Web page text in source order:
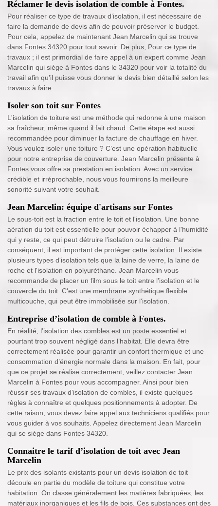
Réclamer le devis isolation de comble à Fontes.
Pour réaliser ce type de travaux d’isolation, il est nécessaire de
faire la demande de devis afin de pouvoir préserver le budget.
Pour cela, appelez de maintenant Jean Marcelin qui se trouve
dans Fontes 34320 pour tout savoir. De plus, Pour ce type de
travaux ; il est primordial de faire appel à un expert comme Jean
Marcelin qui siège à Fontes dans le 34320 pour voir la totalité du
travail afin qu’il puisse vous donner le devis bien détaillé selon les
travaux à faire.
Isoler son toit sur Fontes
L'isolation de toiture est une méthode qui redonne à une maison
sa fraîcheur, même quand il fait chaud. Cette étape est aussi
recommandée pour diminuer la facture de chauffage en hiver.
Vous voulez isoler une toiture ? C’est une opération habituelle
pour notre entreprise de couverture. Jean Marcelin présente à
Fontes vous offre sa prestation en isolation. Avec un service
crédible et irréprochable, nous vous fournirons la meilleure
sonorité suivant votre souhait.
Jean Marcelin: équipe d'artisans sur Fontes
Le sous-toit est la fraction entre le toit et l'isolation. Une bonne
aération du toit est essentielle pour pouvoir échapper à l'humidité
qui y reste, ce qui peut détruire l'isolation ou le cadre. Par
conséquent, il est important de protéger cette isolation. Il existe
plusieurs types d'isolation tels que la laine de verre, la laine de
roche et l'isolation en polyuréthane. Jean Marcelin vous
recommande de placer un film sous le toit entre l'isolation et le
couvercle du toit. C'est une membrane synthétique flexible
multicouche, qui peut être immobilisée sur l'isolation.
Entreprise d’isolation de comble à Fontes.
En réalité, l’isolation des combles est un poste essentiel et
pourtant trop souvent négligé dans l’habitat. Elle devra être
correctement réalisée pour garantir un confort thermique et une
consommation d’énergie normale dans la maison. En fait, pour
que ce projet se réalise correctement, veillez contacter Jean
Marcelin à Fontes pour vous accompagner. Ainsi pour bien
réussir ses travaux d’isolation de combles, il existe quelques
règles à connaître et quelques positionnements à adopter. De
cette raison, vous devez faire appel aux techniciens qualifiés pour
vous guider à vos souhaits. Appelez directement Jean Marcelin
qui se siège dans Fontes 34320.
Connaitre le tarif d’isolation de toit avec Jean
Marcelin
Le prix des isolants existants pour un devis isolation de toit
découle en partie du modèle de toiture qui constitue votre
habitation. On classe généralement les matières fabriquées, les
matériaux inorganiques et les fils de bois. Ces substances ont des